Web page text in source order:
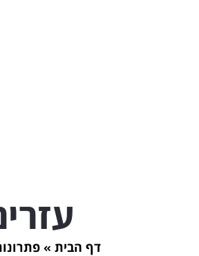
דף הבית